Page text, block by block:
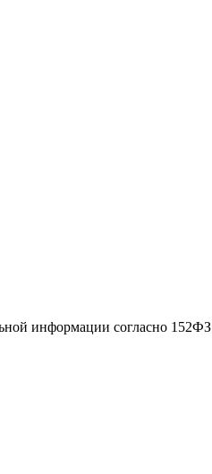
информации согласно 152ФЗ